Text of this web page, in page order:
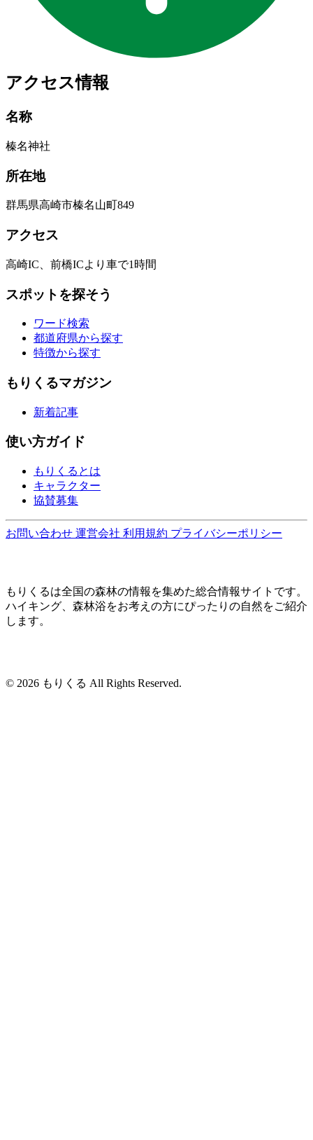
アクセス情報
名称
榛名神社
所在地
群馬県高崎市榛名山町849
アクセス
高崎IC、前橋ICより車で1時間
スポットを探そう
ワード検索
都道府県から探す
特徴から探す
もりくるマガジン
新着記事
使い方ガイド
もりくるとは
キャラクター
協賛募集
お問い合わせ 運営会社 利用規約 プライバシーポリシー
もりくるは全国の森林の情報を集めた総合情報サイトです。
ハイキング、森林浴をお考えの方にぴったりの自然をご紹介
します。
© 2026 もりくる All Rights Reserved.